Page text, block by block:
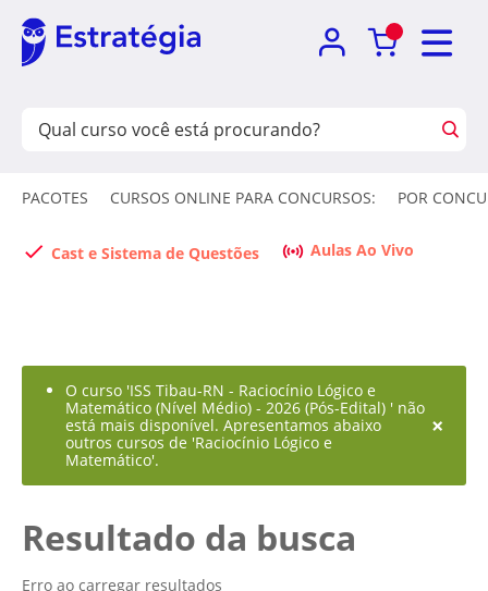
PACOTES CURSOS ONLINE PARA CONCURSOS: POR
Cast e Sistema de Questões Aulas Ao Vivo
O curso 'ISS Tibau-RN - Raciocínio Lógico e
Matemático (Nível Médio) - 2026 (Pós-Edital) ' não
está mais disponível. Apresentamos abaixo
outros cursos de 'Raciocínio Lógico e
Matemático'.
×
Resultado da busca
Erro ao carregar resultados